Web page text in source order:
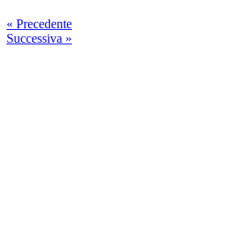
« Precedente
Successiva »